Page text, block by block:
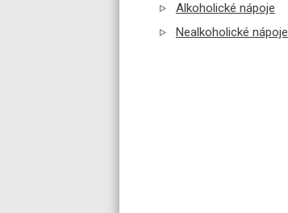
Alkoholické nápoje
Nealkoholické nápoje